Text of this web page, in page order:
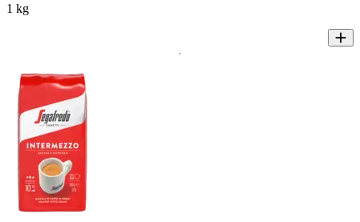
1 kg